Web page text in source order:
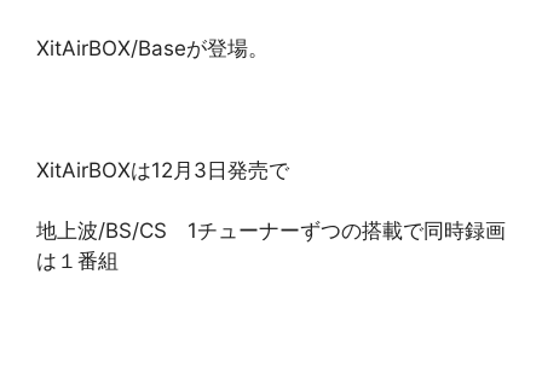
XitAirBOX/Baseが登場。
XitAirBOXは12月3日発売で
地上波/BS/CS 1チューナーずつの搭載で同時録画
は１番組